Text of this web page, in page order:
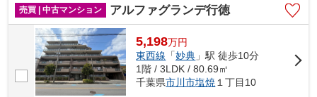
売買 | 中古マンション アルファグランデ行徳
5,198万円
東西線 「妙典 」駅 徒歩10分
1階 / 3LDK / 80.69㎡
千葉県市川市塩焼１丁目10